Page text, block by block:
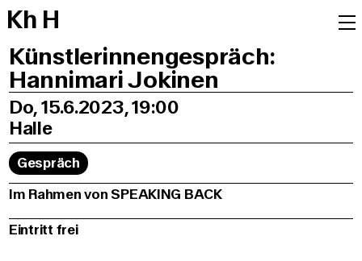
Kh H
Künstlerinnengespräch:
Hannimari Jokinen
Do, 15.6.2023, 19:00
Halle
Gespräch
Im Rahmen von SPEAKING BACK
Eintritt frei